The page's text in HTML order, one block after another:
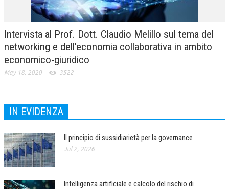
Intervista al Prof. Dott. Claudio Melillo sul tema del
networking e dell’economia collaborativa in ambito
economico-giuridico
May 18, 2020 3522
IN EVIDENZA
Il principio di sussidiarietà per la governance
Jul 2, 2026
Intelligenza artificiale e calcolo del rischio di